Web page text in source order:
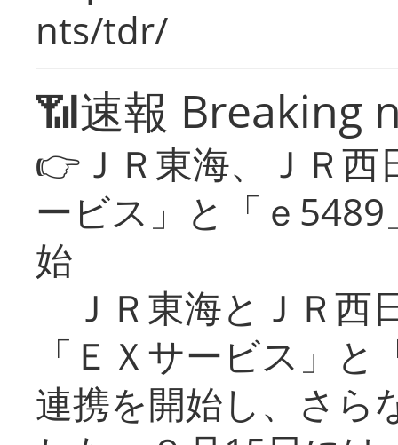
nts/tdr/
📶速報 Breaking
👉ＪＲ東海、ＪＲ
ービス」と「ｅ
始
ＪＲ東海とＪＲ西
「ＥＸサービス」
連携を開始し、さら